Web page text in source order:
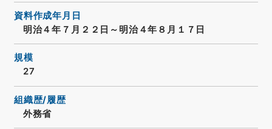
資料作成年月日
明治４年７月２２日～明治４年８月１７日
規模
27
組織歴/履歴
外務省